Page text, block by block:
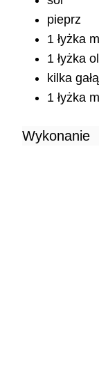
pieprz
1 łyżka
1 łyżka
kilka
1 łyżka
Wykonanie